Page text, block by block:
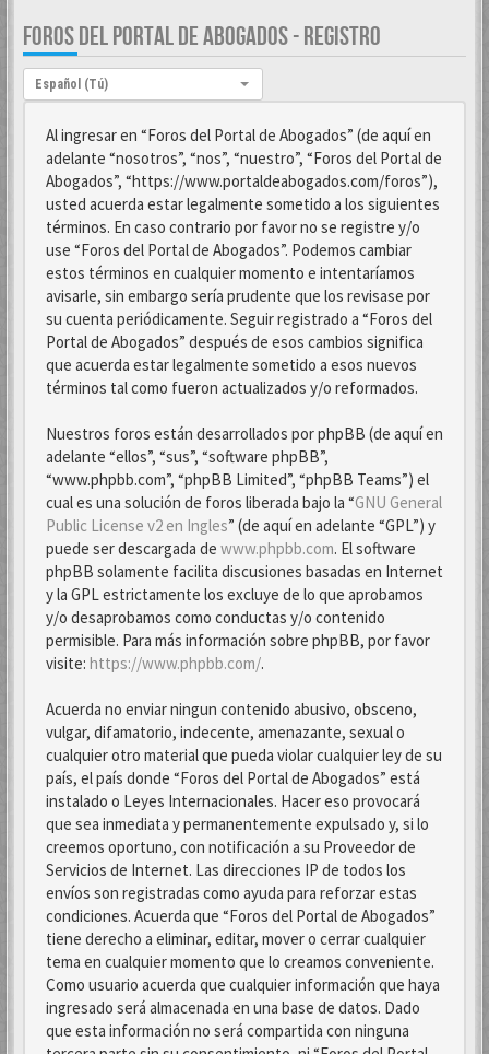
FOROS DEL PORTAL DE ABOGADOS - REGISTRO
Idioma:
Español (Tú)
Al ingresar en “Foros del Portal de Abogados” (de aquí en
adelante “nosotros”, “nos”, “nuestro”, “Foros del Portal de
Abogados”, “https://www.portaldeabogados.com/foros”),
usted acuerda estar legalmente sometido a los siguientes
términos. En caso contrario por favor no se registre y/o
use “Foros del Portal de Abogados”. Podemos cambiar
estos términos en cualquier momento e intentaríamos
avisarle, sin embargo sería prudente que los revisase por
su cuenta periódicamente. Seguir registrado a “Foros del
Portal de Abogados” después de esos cambios significa
que acuerda estar legalmente sometido a esos nuevos
términos tal como fueron actualizados y/o reformados.
Nuestros foros están desarrollados por phpBB (de aquí en
adelante “ellos”, “sus”, “software phpBB”,
“www.phpbb.com”, “phpBB Limited”, “phpBB Teams”) el
cual es una solución de foros liberada bajo la “GNU General
Public License v2 en Ingles” (de aquí en adelante “GPL”) y
puede ser descargada de www.phpbb.com. El software
phpBB solamente facilita discusiones basadas en Internet
y la GPL estrictamente los excluye de lo que aprobamos
y/o desaprobamos como conductas y/o contenido
permisible. Para más información sobre phpBB, por favor
visite: https://www.phpbb.com/.
Acuerda no enviar ningun contenido abusivo, obsceno,
vulgar, difamatorio, indecente, amenazante, sexual o
cualquier otro material que pueda violar cualquier ley de su
país, el país donde “Foros del Portal de Abogados” está
instalado o Leyes Internacionales. Hacer eso provocará
que sea inmediata y permanentemente expulsado y, si lo
creemos oportuno, con notificación a su Proveedor de
Servicios de Internet. Las direcciones IP de todos los
envíos son registradas como ayuda para reforzar estas
condiciones. Acuerda que “Foros del Portal de Abogados”
tiene derecho a eliminar, editar, mover o cerrar cualquier
tema en cualquier momento que lo creamos conveniente.
Como usuario acuerda que cualquier información que haya
ingresado será almacenada en una base de datos. Dado
que esta información no será compartida con ninguna